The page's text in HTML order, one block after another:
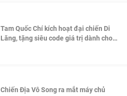
Tam Quốc Chí kích hoạt đại chiến Di
Lăng, tặng siêu code giá trị dành cho
Chiến Địa Vô Song ra mắt máy chủ